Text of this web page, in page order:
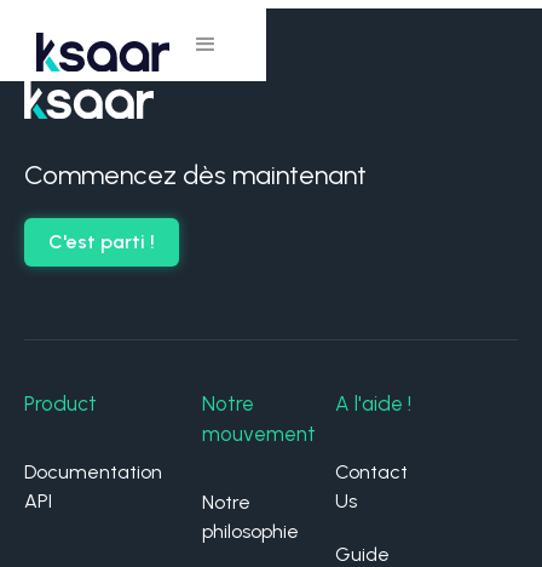
Commencez dès maintenant
C'est parti !
Product
Documentation
API
Notre
mouvement
Notre
philosophie
A l'aide !
Contact
Us
Guide